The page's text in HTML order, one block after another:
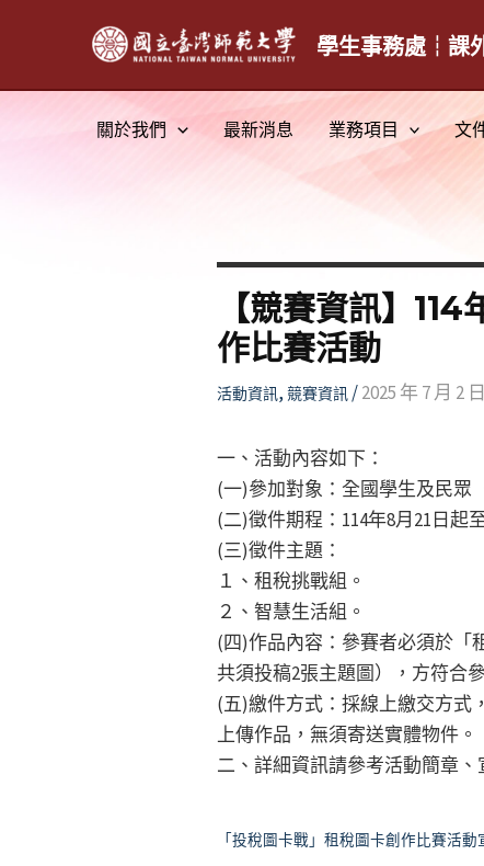
學生事務處┆課
關於我們 最新消息 業務項目 文
【競賽資訊】
作比賽活動
活動資訊, 競賽資訊/2025 年 7 月 2 日
一、活動內容如下：
(一)參加對象：全國學生及民眾
(二)徵件期程：114年8月21日起
(三)徵件主題：
１、租稅挑戰組。
２、智慧生活組。
(四)作品內容：參賽者必須於「
共須投稿2張主題圖），方符合
(五)繳件方式：採線上繳交方式
上傳作品，無須寄送實體物件。
二、詳細資訊請參考活動簡章、
「投稅圖卡戰」租稅圖卡創作比賽活動